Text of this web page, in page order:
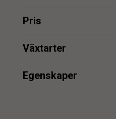
Pris
min.
Växtarter
Egenskaper